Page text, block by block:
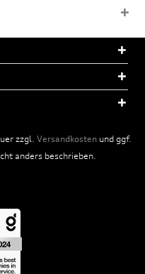
zzgl. Versandkostenund ggf.
anders beschrieben.